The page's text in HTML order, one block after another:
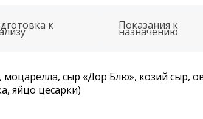
к Показания к
назначению
сыр «Дор Блю», козий сыр,
яйцо цесарки)